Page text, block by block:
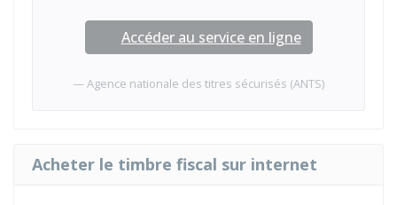
Accéder au service en ligne
Agence nationale des titres sécurisés (ANTS)
Acheter le timbre fiscal sur internet